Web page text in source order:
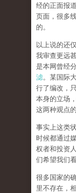
经的正面报
页面， 很多
的。
以上说的还
我审查更远
是本网曾经
滤。某国际
行了编改，
本身的立场
这两种观点的
事实上这类
时候都通过
权者和投资
们希望我们
很多国家的
里不存在，